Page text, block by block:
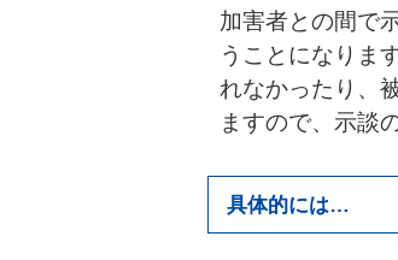
加害者との間で
うことになりま
れなかったり、
ますので、示談
具体的には…